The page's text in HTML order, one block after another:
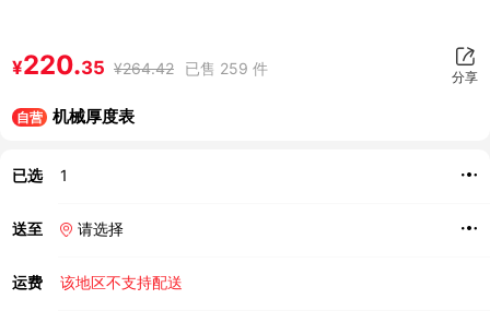
¥220.35 ¥264.42 已售 259 件 分享
自营 机械厚度表
已选 1
送至 请选择
运费 该地区不支持配送